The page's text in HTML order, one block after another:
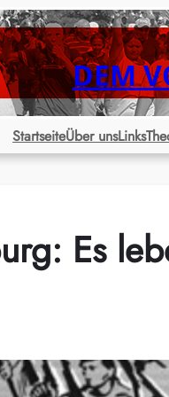
DEM
StartseiteÜber unsLinks
Es